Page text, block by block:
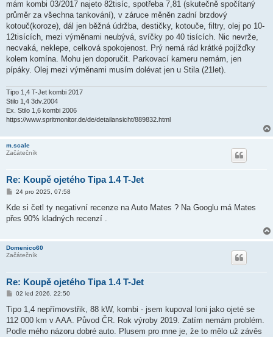
p
ě
e
k
mám kombi 03/2017 najeto 82tisíc, spotřeba 7,81 (skutečně spočítaný
průměr za všechna tankování), v záruce měněn zadní brzdový
kotouč(koroze), dál jen běžná údržba, destičky, kotouče, filtry, olej po 10-
12tisících, mezi výměnami neubývá, svíčky po 40 tisících. Nic nevrže,
necvaká, neklepe, celková spokojenost. Prý nemá rád krátké pojížďky
kolem komína. Mohu jen doporučit. Parkovací kameru nemám, jen
pípáky. Olej mezi výměnami musím dolévat jen u Stila (21let).
Tipo 1,4 T-Jet kombi 2017
Stilo 1,4 3dv.2004
Ex. Stilo 1,6 kombi 2006
https://www.spritmonitor.de/de/detailansicht/889832.html
m.scale
Začátečník
Re: Koupě ojetého Tipa 1.4 T-Jet
P
í
p
e
k
24 pro 2025, 07:58
Kde si četl ty negativní recenze na Auto Mates ? Na Googlu má Mates
přes 90% kladných recenzí .
Domenico60
Začátečník
Re: Koupě ojetého Tipa 1.4 T-Jet
P
í
s
p
ě
02 led 2026, 22:50
Tipo 1,4 nepřímovstřik, 88 kW, kombi - jsem kupoval loni jako ojeté se
112 000 km v AAA. Původ ČR. Rok výroby 2019. Zatím nemám problém.
Podle mého názoru dobré auto. Plusem pro mne je, že to mělo už závěs